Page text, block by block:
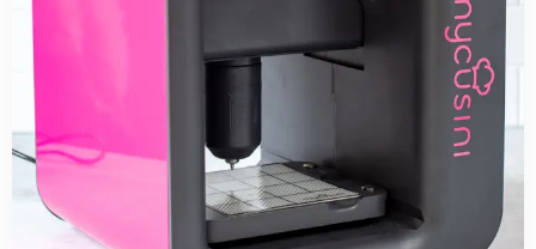
chocoladeprinter
2.0